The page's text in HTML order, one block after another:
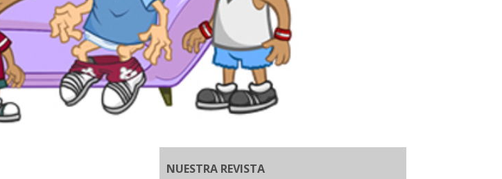
NUESTRA REVISTA